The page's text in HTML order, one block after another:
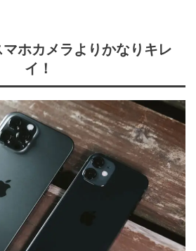
ホカメラよりかなりキレ
イ！